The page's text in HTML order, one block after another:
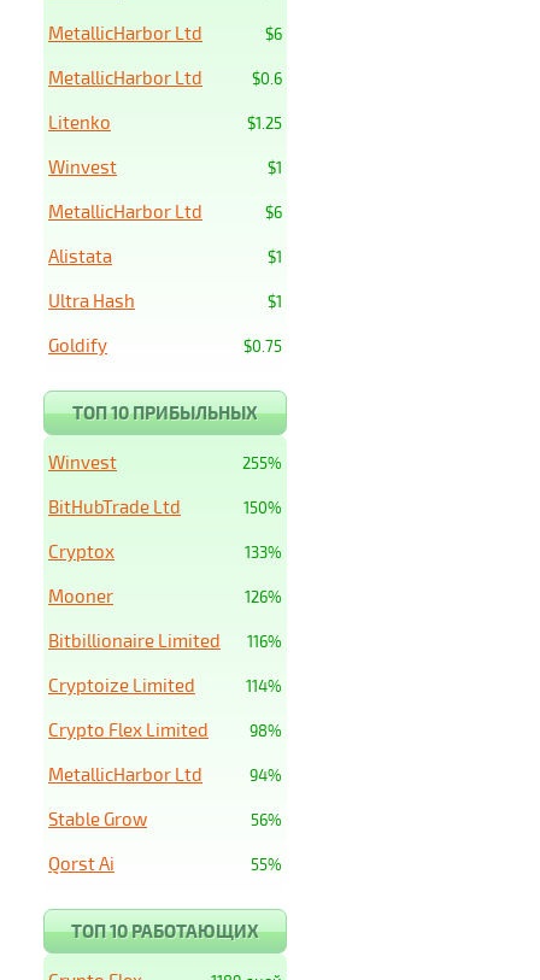
$6
MetallicHarbor Ltd
$0.6
MetallicHarbor Ltd
$1.25
Litenko
$1
Winvest
$6
MetallicHarbor Ltd
$1
Alistata
$1
Ultra Hash
$0.75
Goldify
ТОП 10 ПРИБЫЛЬНЫХ
255%
Winvest
150%
BitHubTrade Ltd
133%
Cryptox
126%
Mooner
116%
Bitbillionaire Limited
114%
Cryptoize Limited
98%
Crypto Flex Limited
94%
MetallicHarbor Ltd
56%
Stable Grow
55%
Qorst Ai
ТОП 10 РАБОТАЮЩИХ